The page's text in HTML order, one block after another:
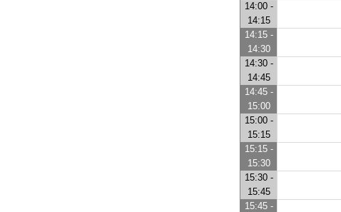
14:00 -
14:15
14:15 -
14:30
14:30 -
14:45
14:45 -
15:00
15:00 -
15:15
15:15 -
15:30
15:30 -
15:45
15:45 -